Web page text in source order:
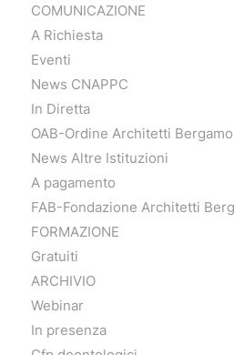
COMUNICAZIONE
A Richiesta
Eventi
News CNAPPC
In Diretta
OAB-Ordine Architetti Bergamo
News Altre Istituzioni
A pagamento
FAB-Fondazione Architetti
FORMAZIONE
Gratuiti
ARCHIVIO
Webinar
In presenza